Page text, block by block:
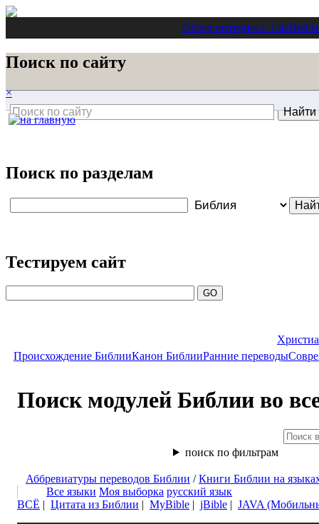
Обзор интернета- LiteВеб-
Поиск по сайту
×
Поиск по разделам
Тестируем сайт
Происхождение БиблииКанон БиблииРанние переводы
Поиск модулей Библии во
поиск по фильтрам
Аббревиатуры переводов Библии /Книги Библии на
Все языки Моя выборка русский язык
ВСЁ | Цитата из Библии | MyBible | jBible | JAVA